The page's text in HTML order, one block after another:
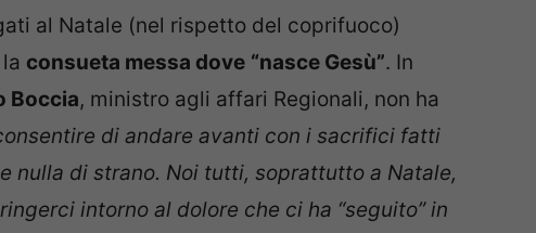
al Natale (nel rispetto del coprifuoco)
consueta messa dove “nasce Gesù”. In
Boccia, ministro agli affari Regionali, non ha
di andare avanti con i sacrifici fatti
nulla di strano. Noi tutti, soprattutto a Natale,
intorno al dolore che ci ha “seguito” in